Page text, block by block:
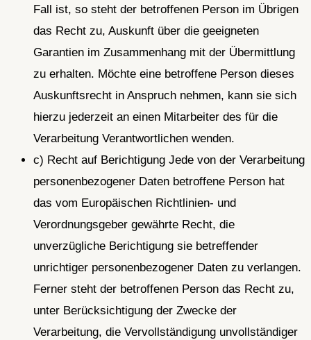
Fall ist, so steht der betroffenen Person im Übrigen
das Recht zu, Auskunft über die geeigneten
Garantien im Zusammenhang mit der Übermittlung
zu erhalten. Möchte eine betroffene Person dieses
Auskunftsrecht in Anspruch nehmen, kann sie sich
hierzu jederzeit an einen Mitarbeiter des für die
Verarbeitung Verantwortlichen wenden.
c) Recht auf Berichtigung Jede von der Verarbeitung
personenbezogener Daten betroffene Person hat
das vom Europäischen Richtlinien- und
Verordnungsgeber gewährte Recht, die
unverzügliche Berichtigung sie betreffender
unrichtiger personenbezogener Daten zu verlangen.
Ferner steht der betroffenen Person das Recht zu,
unter Berücksichtigung der Zwecke der
Verarbeitung, die Vervollständigung unvollständiger